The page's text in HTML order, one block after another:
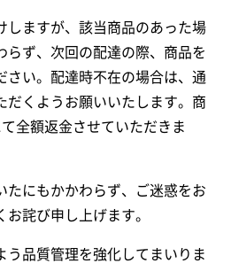
しますが、該当商品のあった場
らず、次回の配達の際、商品を
さい。配達時不在の場合は、通
だくようお願いいたします。商
全額返金させていただきま
たにもかかわらず、ご迷惑をお
詫び申し上げます。
う品質管理を強化してまいりま